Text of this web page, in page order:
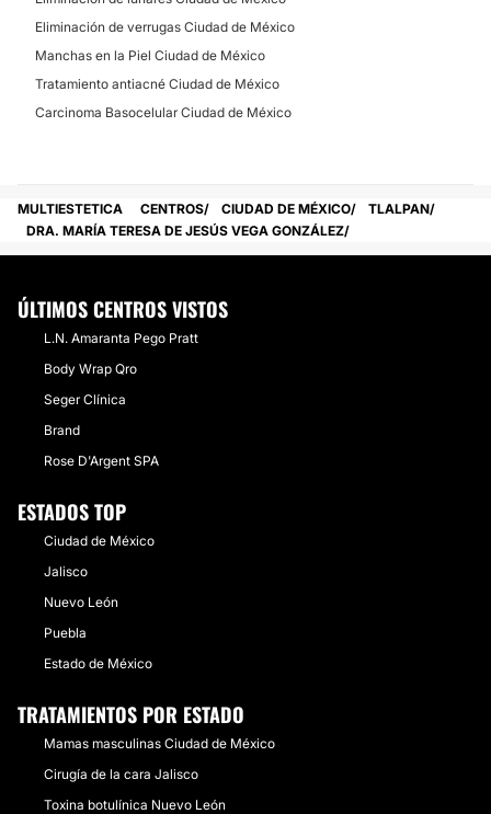
Eliminación de verrugas Ciudad de México
Manchas en la Piel Ciudad de México
Tratamiento antiacné Ciudad de México
Carcinoma Basocelular Ciudad de México
MULTIESTETICA CENTROS CIUDAD DE MÉXICO
TLALPAN
DRA. MARÍA TERESA DE JESÚS VEGA GONZÁLEZ
ÚLTIMOS CENTROS VISTOS
L.N. Amaranta Pego Pratt
Body Wrap Qro
Seger Clínica
Brand
Rose D'Argent SPA
ESTADOS TOP
Ciudad de México
Jalisco
Nuevo León
Puebla
Estado de México
TRATAMIENTOS POR ESTADO
Mamas masculinas Ciudad de México
Cirugía de la cara Jalisco
Toxina botulínica Nuevo León